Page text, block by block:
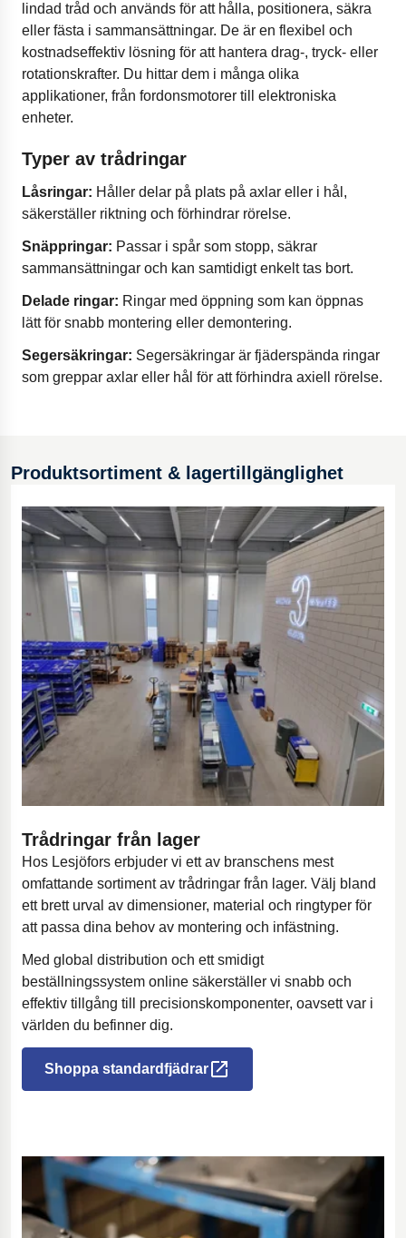
lindad tråd och används för att hålla, positionera, säkra
eller fästa i sammansättningar. De är en flexibel och
kostnadseffektiv lösning för att hantera drag-, tryck- eller
rotationskrafter. Du hittar dem i många olika
applikationer, från fordonsmotorer till elektroniska
enheter.
Typer av trådringar
Låsringar: Håller delar på plats på axlar eller i hål,
säkerställer riktning och förhindrar rörelse.
Snäppringar: Passar i spår som stopp, säkrar
sammansättningar och kan samtidigt enkelt tas bort.
Delade ringar: Ringar med öppning som kan öppnas
lätt för snabb montering eller demontering.
Segersäkringar: Segersäkringar är fjäderspända ringar
som greppar axlar eller hål för att förhindra axiell rörelse.
Produktsortiment & lagertillgänglighet
Trådringar från lager
Hos Lesjöfors erbjuder vi ett av branschens mest
omfattande sortiment av trådringar från lager. Välj bland
ett brett urval av dimensioner, material och ringtyper för
att passa dina behov av montering och infästning.
Med global distribution och ett smidigt
beställningssystem online säkerställer vi snabb och
effektiv tillgång till precisionskomponenter, oavsett var i
världen du befinner dig.
Shoppa standardfjädrar
Öppnas i en ny flik